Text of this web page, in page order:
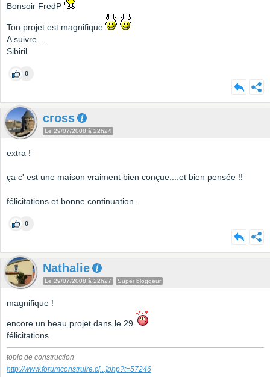
Bonsoir FredP
Ton projet est magnifique
A suivre ...
Sibiril
0
cross
Le 29/07/2008 à 22h24
extra !
ça c' est une maison vraiment bien conçue....et bien pensée !!
félicitations et bonne continuation.
0
Nathalie
Le 29/07/2008 à 22h27 Super bloggeur
magnifique !
encore un beau projet dans le 29
félicitations
topic de construction
http://www.forumconstruire.c[...]php?t=57246